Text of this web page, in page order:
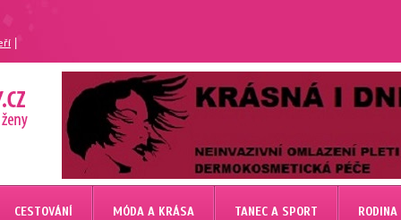
CESTOVÁNÍ MÓDA A KRÁSA TANEC A SPORT